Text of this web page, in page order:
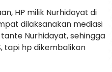
HP milik Nurhidayat di
dilaksanakan mediasi
Nurhidayat, sehingga
tapi hp dikembalikan